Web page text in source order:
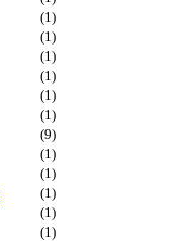
(1)
(1)
(1)
(1)
(1)
(1)
(9)
(1)
(1)
(1)
(1)
(1)